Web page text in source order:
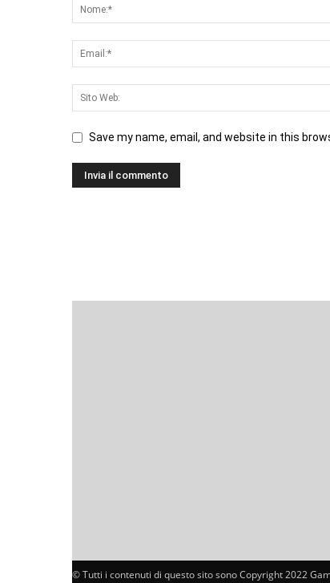
Save my name, email, and website in this
© Tutti i contenuti di questo sito sono Copyright 2022